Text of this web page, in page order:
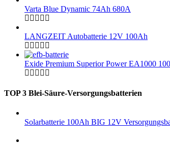
Varta Blue Dynamic 74Ah 680A
LANGZEIT Autobatterie 12V 100Ah
Exide Premium Superior Power EA1000
TOP 3 Blei-Säure-Versorgungsbatterien
Solarbatterie 100Ah BIG 12V